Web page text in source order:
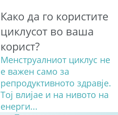
Како да го користите
циклусот во ваша
корист?
Менструалниот циклус не
е важен само за
репродуктивното здравје.
Тој влијае и на нивото на
енерги...